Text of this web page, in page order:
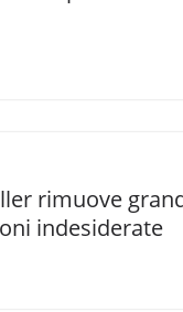
rimuove
indesiderate